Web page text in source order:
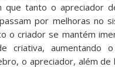
que tanto o apreciador
por melhoras no
o criador se mantém
criativa, aumentando
o apreciador, além de